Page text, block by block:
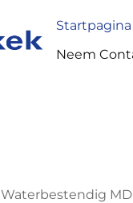
Startpagina
Neem
Waterbestendig